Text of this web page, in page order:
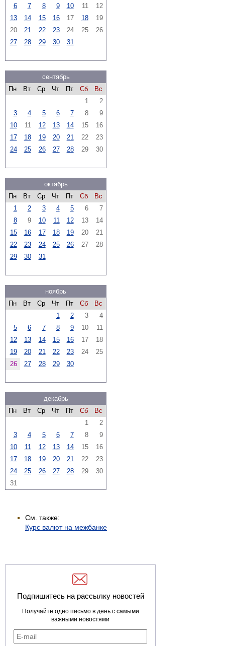
6 7 8 9 10 11
12
13
14 15 16 17 18
19
20
21 22 23 24 25
26
27
28 29 30 31
сентябрь
Пн
Вт Ср Чт Пт Сб
Вс
1
2
3
4 5 6 7 8
9
10
11 12 13 14 15
16
17
18 19 20 21 22
23
24
25 26 27 28 29 30
октябрь
Пн
Вт Ср Чт Пт Сб
Вс
1
2 3 4 5 6
7
8
9 10 11 12 13
14
15
16 17 18 19 20
21
22
23 24 25 26 27
28
29
30 31
ноябрь
Пн
Вт Ср Чт Пт Сб
Вс
1
2 3
4
5
6 7 8 9 10
11
12
13 14 15 16 17
18
19
20 21 22 23 24
25
26
27 28 29 30
декабрь
Пн
Вт Ср Чт Пт Сб
Вс
1
2
3
4 5 6 7 8
9
10
11 12 13 14 15
16
17
18 19 20 21 22
23
24
25 26 27 28 29
30
31
См. также:
Курс валют на межбанке
Подпишитесь на рассылку новостей
Получайте одно письмо в день с самыми
важными новостями